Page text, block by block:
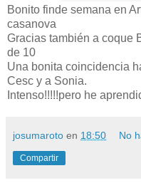
Bonito finde semana en
casanova
Gracias también a coque
de 10
Una bonita coincidencia
Cesc y a Sonia.
Intenso!!!!!pero he
josumaroto en 18:50 No
Compartir